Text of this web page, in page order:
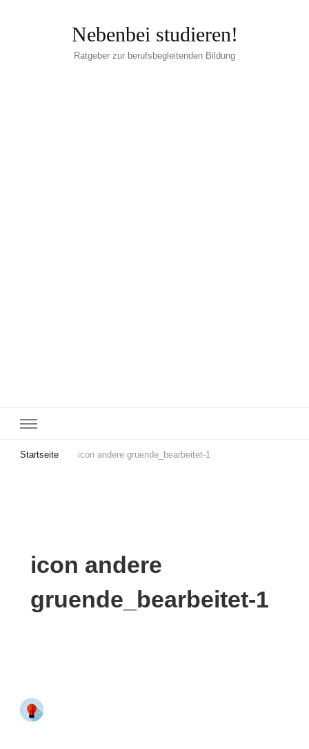
Nebenbei studieren!
Ratgeber zur berufsbegleitenden Bildung
Startseite icon andere gruende_bearbeitet-1
icon andere
gruende_bearbeitet-1